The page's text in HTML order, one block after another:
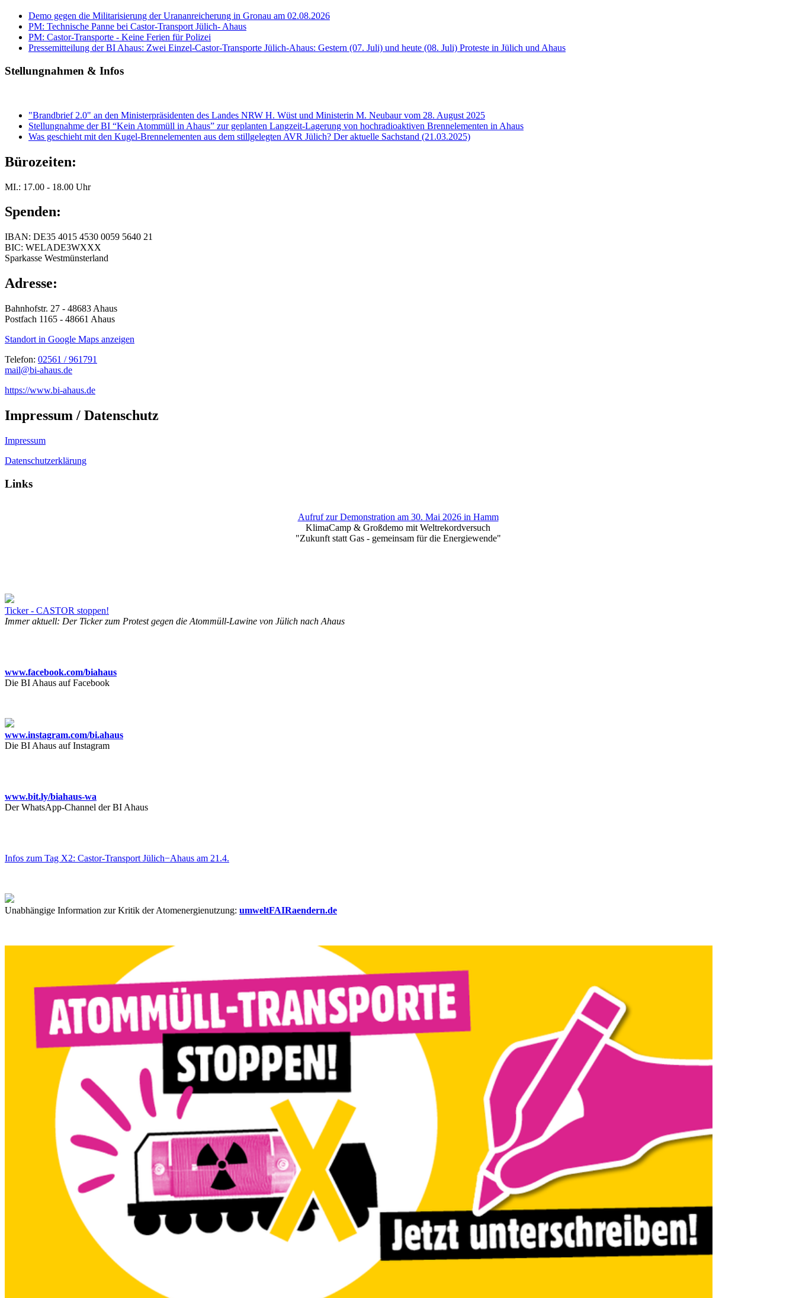
Demo gegen die Militarisierung der Urananreicherung in Gronau am 02.08.2026
PM: Technische Panne bei Castor-Transport Jülich- Ahaus
PM: Castor-Transporte - Keine Ferien für Polizei
Pressemitteilung der BI Ahaus: Zwei Einzel-Castor-Transporte Jülich-Ahaus: Gestern (07. Juli) und heute (08. Juli) Proteste in Jülich und Ahaus
Stellungnahmen & Infos
"Brandbrief 2.0" an den Ministerpräsidenten des Landes NRW H. Wüst und Ministerin M. Neubaur vom 28. August 2025
Stellungnahme der BI “Kein Atommüll in Ahaus” zur geplanten Langzeit-Lagerung von hochradioaktiven Brennelementen in Ahaus
Was geschieht mit den Kugel-Brennelementen aus dem stillgelegten AVR Jülich? Der aktuelle Sachstand (21.03.2025)
Bürozeiten:
MI.: 17.00 - 18.00 Uhr
Spenden:
IBAN: DE35 4015 4530 0059 5640 21
BIC: WELADE3WXXX
Sparkasse Westmünsterland
Adresse:
Bahnhofstr. 27 - 48683 Ahaus
Postfach 1165 - 48661 Ahaus
Standort in Google Maps anzeigen
Telefon: 02561 / 961791
mail@bi-ahaus.de
https://www.bi-ahaus.de
Impressum / Datenschutz
Impressum
Datenschutzerklärung
Links
Aufruf zur Demonstration am 30. Mai 2026 in Hamm
KlimaCamp & Großdemo mit Weltrekordversuch
"Zukunft statt Gas - gemeinsam für die Energiewende"
Ticker - CASTOR stoppen!
Immer aktuell: Der Ticker zum Protest gegen die Atommüll-Lawine von Jülich nach Ahaus
www.facebook.com/biahaus
Die BI Ahaus auf Facebook
www.instagram.com/bi.ahaus
Die BI Ahaus auf Instagram
www.bit.ly/biahaus-wa
Der WhatsApp-Channel der BI Ahaus
Infos zum Tag X2: Castor-Transport Jülich−Ahaus am 21.4.
Unabhängige Information zur Kritik der Atomenergienutzung: umweltFAIRaendern.de